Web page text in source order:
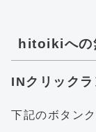
hitoikiへの
INクリック
下記のボタン